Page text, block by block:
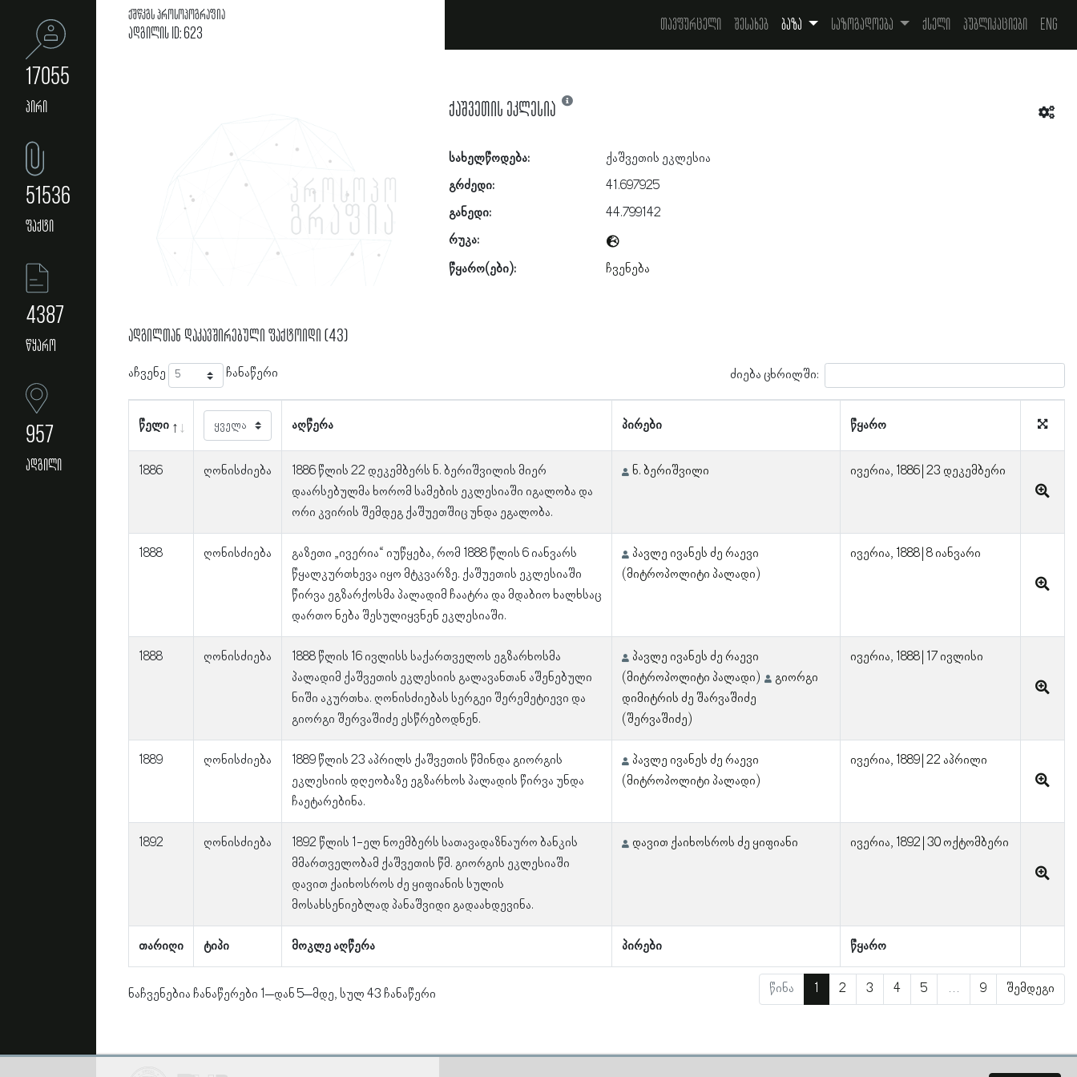
17055
პირი
51536
ფაქტი
4387
წყარო
957
ადგილი
ქშწკგს პროსოპოგრაფია
ადგილის ID: 623 თავფურცელი შესახებ ბაზა საზოგადოება ქსელი პუბლიკაციები Eng
ქაშვეთის ეკლესია
სახელწოდება:
ქაშვეთის ეკლესია
გრძედი:
41.697925
განედი:
44.799142
რუკა:
წყარო(ები): ჩვენება
ადგილთან დაკავშირებული ფაქტოიდი (43)
აჩვენე ჩანაწერი ძიება ცხრილში:
წელი აღწერა პირები წყარო
1886 ღონისძიება
1886 წლის 22 დეკემბერს ნ. ბერიშვილის მიერ
დაარსებულმა ხორომ სამების ეკლესიაში იგალობა და
ორი კვირის შემდეგ ქაშუეთშიც უნდა ეგალობა.
ნ. ბერიშვილი ივერია, 1886 | 23 დეკემბერი
1888 ღონისძიება
გაზეთი „ივერია“ იუწყება, რომ 1888 წლის 6 იანვარს
წყალკურთხევა იყო მტკვარზე. ქაშუეთის ეკლესიაში
წირვა ეგზარქოსმა პალადიმ ჩაატრა და მდაბიო ხალხსაც
დართო ნება შესულიყვნენ ეკლესიაში.
პავლე ივანეს ძე რაევი
(მიტროპოლიტი პალადი)
ივერია, 1888 | 8 იანვარი
1888 ღონისძიება
1888 წლის 16 ივლისს საქართველოს ეგზარხოსმა
პალადიმ ქაშვეთის ეკლესიის გალავანთან აშენებული
ნიში აკურთხა. ღონისძიებას სერგეი შერემეტიევი და
გიორგი შერვაშიძე ესწრებოდნენ.
პავლე ივანეს ძე რაევი
(მიტროპოლიტი პალადი)
გიორგი
დიმიტრის ძე შარვაშიძე
(შერვაშიძე)
ივერია, 1888 | 17 ივლისი
1889 ღონისძიება
1889 წლის 23 აპრილს ქაშვეთის წმინდა გიორგის
ეკლესიის დღეობაზე ეგზარხოს პალადის წირვა უნდა
ჩაეტარებინა.
პავლე ივანეს ძე რაევი
(მიტროპოლიტი პალადი)
ივერია, 1889 | 22 აპრილი
1892 ღონისძიება
1892 წლის 1-ელ ნოემბერს სათავადაზნაურო ბანკის
მმართველობამ ქაშვეთის წმ. გიორგის ეკლესიაში
დავით ქაიხოსროს ძე ყიფიანის სულის
მოსახსენიებლად პანაშვიდი გადაახდევინა.
დავით ქაიხოსროს ძე ყიფიანი ივერია, 1892 | 30 ოქტომბერი
თარიღი ტიპი მოკლე აღწერა პირები წყარო
ნაჩვენებია ჩანაწერები 1–დან 5–მდე, სულ 43 ჩანაწერი წინა 1 2 3 4 5 … 9 შემდეგი